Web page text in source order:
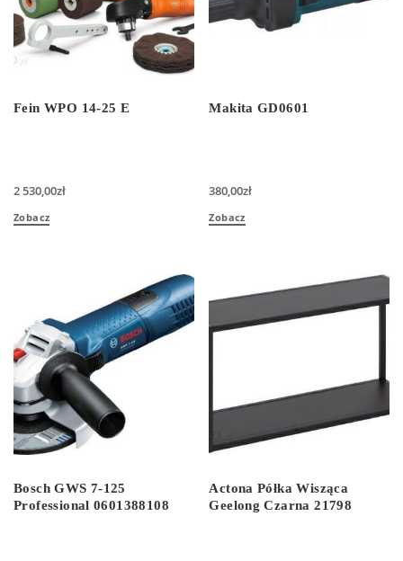
Fein WPO 14-25 E
2 530,00zł
Zobacz
Makita GD0601
380,00zł
Zobacz
Bosch GWS 7-125
Professional 0601388108
Actona Półka Wisząca
Geelong Czarna 21798